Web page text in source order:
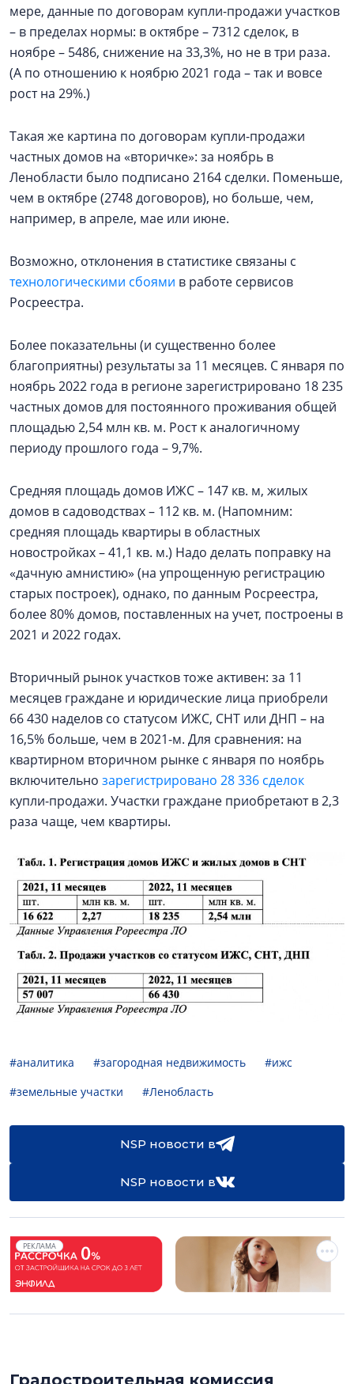
мере, данные по договорам купли-продажи участков
– в пределах нормы: в октябре – 7312 сделок, в
ноябре – 5486, снижение на 33,3%, но не в три раза.
(А по отношению к ноябрю 2021 года – так и вовсе
рост на 29%.)
Такая же картина по договорам купли-продажи
частных домов на «вторичке»: за ноябрь в
Ленобласти было подписано 2164 сделки. Поменьше,
чем в октябре (2748 договоров), но больше, чем,
например, в апреле, мае или июне.
Возможно, отклонения в статистике связаны с
технологическими сбоями в работе сервисов
Росреестра.
Более показательны (и существенно более
благоприятны) результаты за 11 месяцев. С января по
ноябрь 2022 года в регионе зарегистрировано 18 235
частных домов для постоянного проживания общей
площадью 2,54 млн кв. м. Рост к аналогичному
периоду прошлого года – 9,7%.
Средняя площадь домов ИЖС – 147 кв. м, жилых
домов в садоводствах – 112 кв. м. (Напомним:
средняя площадь квартиры в областных
новостройках – 41,1 кв. м.) Надо делать поправку на
«дачную амнистию» (на упрощенную регистрацию
старых построек), однако, по данным Росреестра,
более 80% домов, поставленных на учет, построены в
2021 и 2022 годах.
Вторичный рынок участков тоже активен: за 11
месяцев граждане и юридические лица приобрели
66 430 наделов со статусом ИЖС, СНТ или ДНП – на
16,5% больше, чем в 2021-м. Для сравнения: на
квартирном вторичном рынке с января по ноябрь
включительно зарегистрировано 28 336 сделок
купли-продажи. Участки граждане приобретают в 2,3
раза чаще, чем квартиры.
#аналитика #загородная недвижимость
#ижс
#земельные участки
#Ленобласть
NSP новости в
NSP новости в
РЕКЛАМА
Градостроительная комиссия